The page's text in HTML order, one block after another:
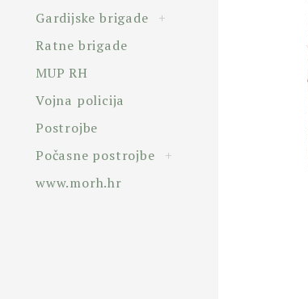
Gardijske brigade
toggle
child
+
Ratne brigade
MUP RH
Vojna policija
Postrojbe
Počasne postrojbe
toggle
child
+
www.morh.hr